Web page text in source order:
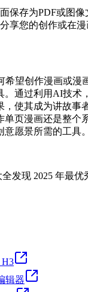
保存为PDF或图像
享您的创作或在漫
希望创作漫画或漫
。通过利用AI技术
，使其成为讲故事
单页漫画还是整个
愿景所需的工具。
发现 2025 年最优
H3
辑器